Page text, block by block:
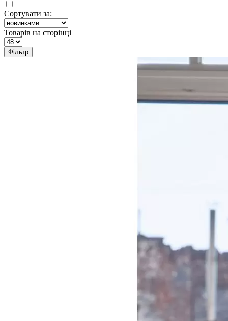
Сортувати за:
Товарів на сторінці
Фільтр